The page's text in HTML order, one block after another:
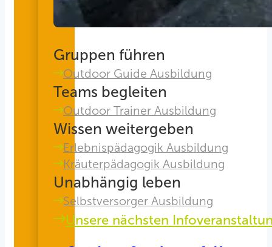
Gruppen führen
Outdoor Guide Ausbildung
Teams begleiten
Outdoor Trainer Ausbildung
Wissen weitergeben
Erlebnispädagogik Ausbildung
Kräuterpädagogik Ausbildung
Unabhängig leben
Selbstversorger Ausbildung
Unsere nächsten